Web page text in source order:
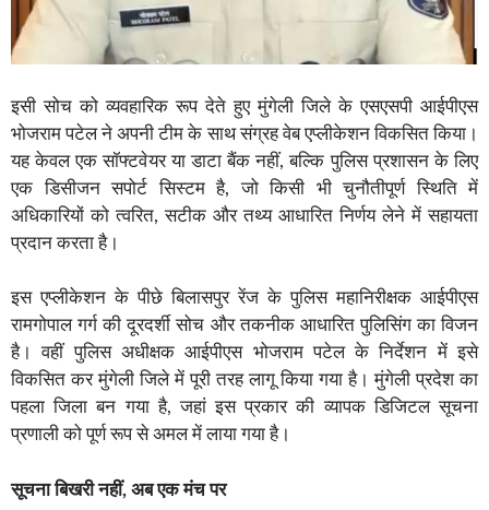
इसी सोच को व्यवहारिक रूप देते हुए मुंगेली जिले के एसएसपी आईपीएस
भोजराम पटेल ने अपनी टीम के साथ संग्रह वेब एप्लीकेशन विकसित किया।
यह केवल एक सॉफ्टवेयर या डाटा बैंक नहीं, बल्कि पुलिस प्रशासन के लिए
एक डिसीजन सपोर्ट सिस्टम है, जो किसी भी चुनौतीपूर्ण स्थिति में
अधिकारियों को त्वरित, सटीक और तथ्य आधारित निर्णय लेने में सहायता
प्रदान करता है।
इस एप्लीकेशन के पीछे बिलासपुर रेंज के पुलिस महानिरीक्षक आईपीएस
रामगोपाल गर्ग की दूरदर्शी सोच और तकनीक आधारित पुलिसिंग का विजन
है। वहीं पुलिस अधीक्षक आईपीएस भोजराम पटेल के निर्देशन में इसे
विकसित कर मुंगेली जिले में पूरी तरह लागू किया गया है। मुंगेली प्रदेश का
पहला जिला बन गया है, जहां इस प्रकार की व्यापक डिजिटल सूचना
प्रणाली को पूर्ण रूप से अमल में लाया गया है।
सूचना बिखरी नहीं, अब एक मंच पर